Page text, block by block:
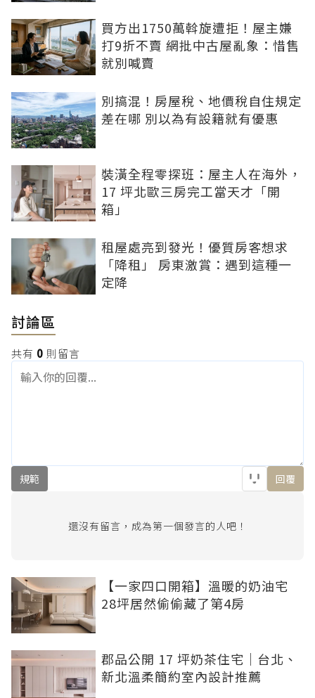
買方出1750萬斡旋遭拒！屋主嫌
打9折不賣 網批中古屋亂象：惜售
就別喊賣
別搞混！房屋稅、地價稅自住規定
差在哪 別以為有設籍就有優惠
裝潢全程零探班：屋主人在海外，
17 坪北歐三房完工當天才「開
箱」
租屋處亮到發光！優質房客想求
「降租」 房東激賞：遇到這種一
定降
討論區
共有 0 則留言
規範 回覆
還沒有留言，成為第一個發言的人吧！
【一家四口開箱】溫暖的奶油宅
28坪居然偷偷藏了第4房
郡品公開 17 坪奶茶住宅｜台北、
新北溫柔簡約室內設計推薦